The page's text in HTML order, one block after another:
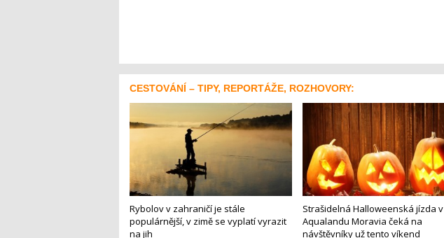
CESTOVÁNÍ – TIPY, REPORTÁŽE, ROZHOVORY:
Rybolov v zahraničí je stále
populárnější, v zimě se vyplatí vyrazit
na jih
Strašidelná Halloweenská jízda v
Aqualandu Moravia čeká na
návštěvníky už tento víkend